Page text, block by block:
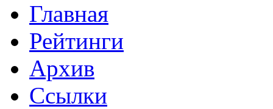
Главная
Рейтинги
Архив
Ссылки